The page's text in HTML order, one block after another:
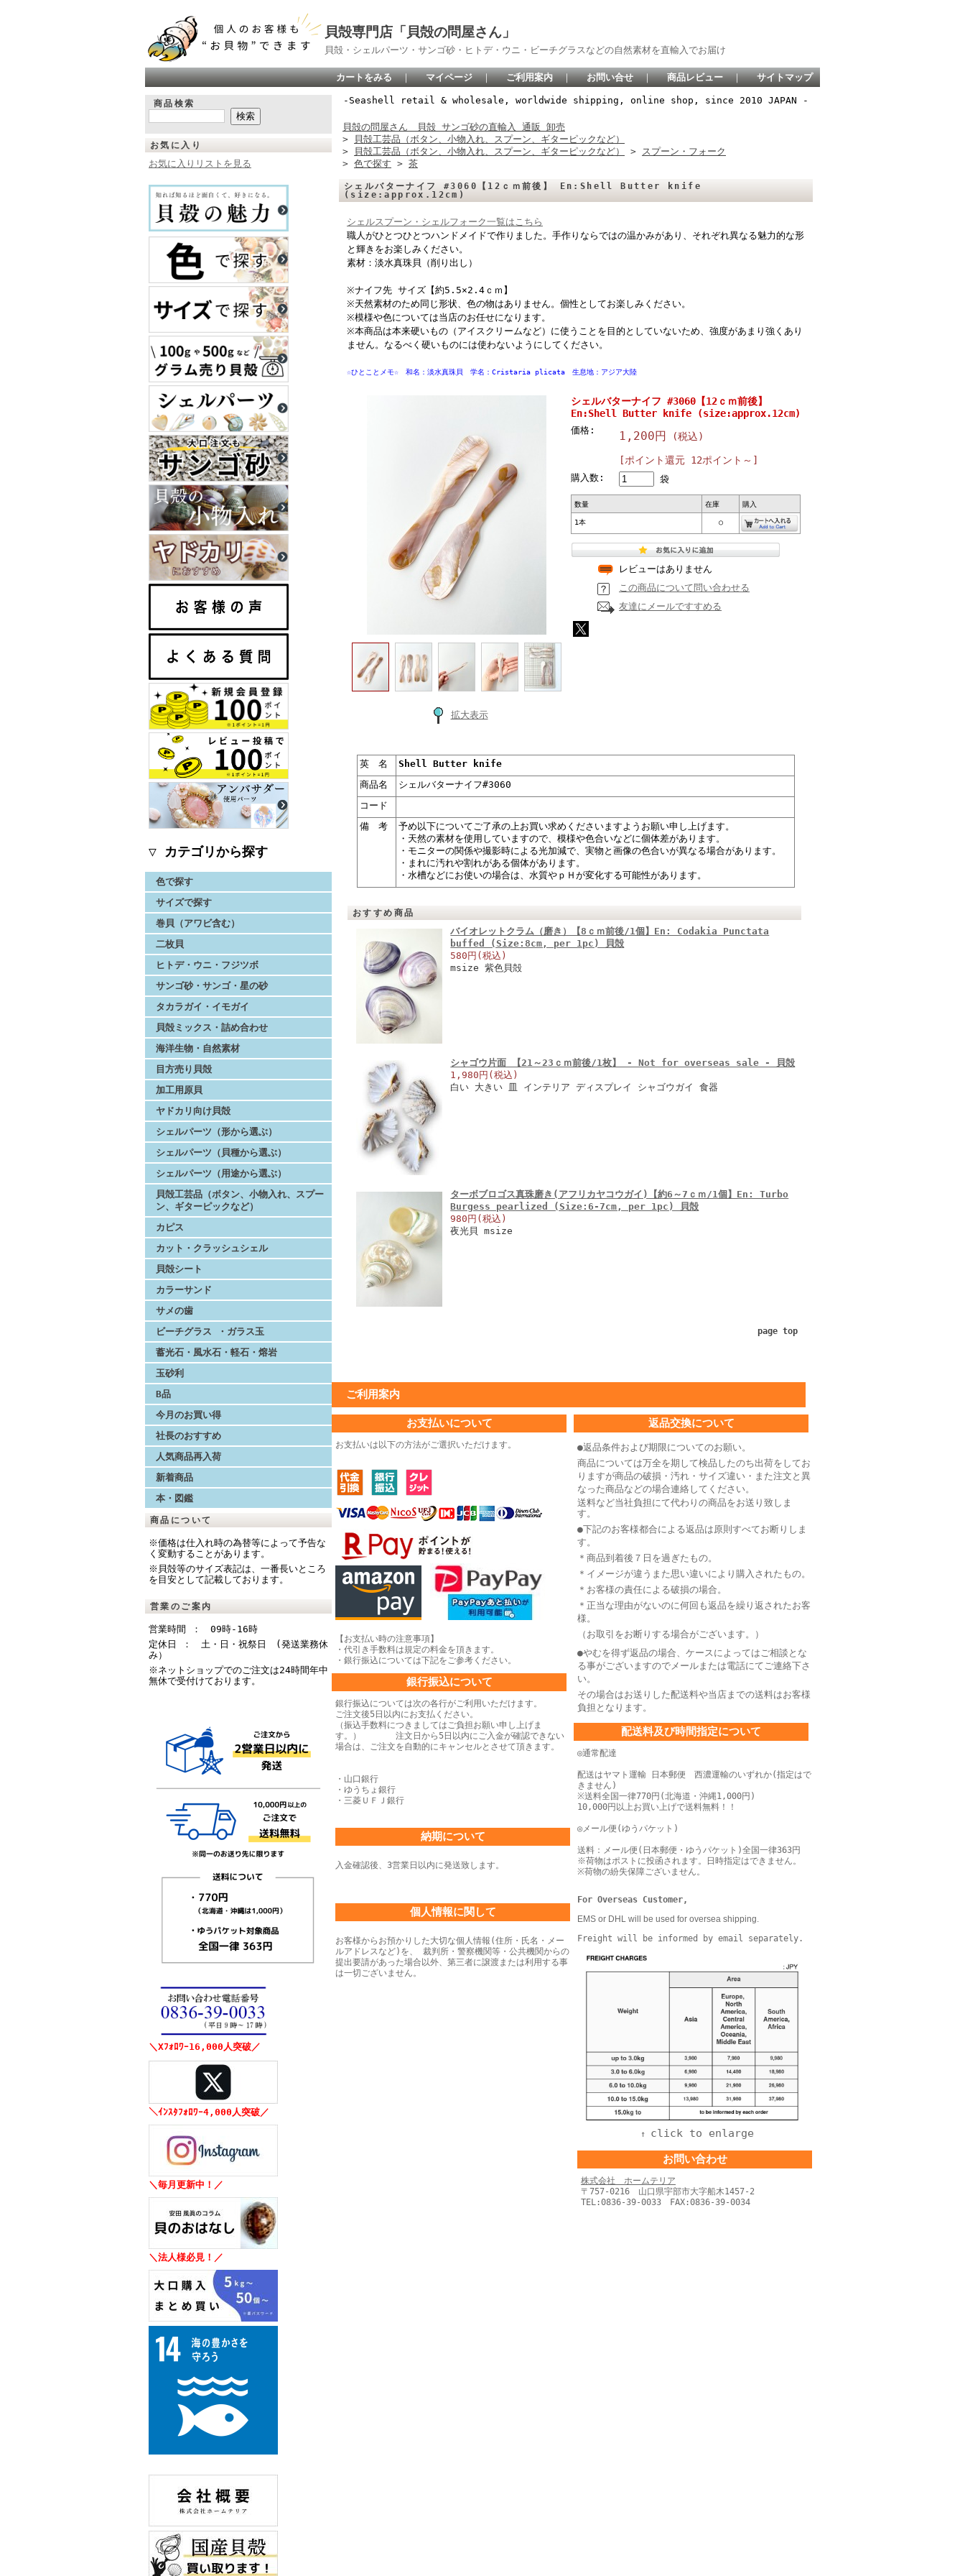
貝殻専門店「貝殻の問屋さん」
貝殻・シェルパーツ・サンゴ砂・ヒトデ・ウニ・ビーチグラスなどの自然素材を直輸入でお届け
カートをみる ｜ マイページ ｜ ご利用案内 ｜ お問い合せ ｜ 商品レビュー ｜ サイトマップ
商品検索
お気に入り
お気に入りリストを見る
▽ カテゴリから探す
色で探す
サイズで探す
巻貝（アワビ含む）
二枚貝
ヒトデ・ウニ・フジツボ
サンゴ砂・サンゴ・星の砂
タカラガイ・イモガイ
貝殻ミックス・詰め合わせ
海洋生物・自然素材
目方売り貝殻
加工用原貝
ヤドカリ向け貝殻
シェルパーツ（形から選ぶ）
シェルパーツ（貝種から選ぶ）
シェルパーツ（用途から選ぶ）
貝殻工芸品（ボタン、小物入れ、スプー
ン、ギターピックなど）
カピス
カット・クラッシュシェル
貝殻シート
カラーサンド
サメの歯
ビーチグラス ・ガラス玉
蓄光石・風水石・軽石・熔岩
玉砂利
B品
今月のお買い得
社長のおすすめ
人気商品再入荷
新着商品
本・図鑑
商品について
※価格は仕入れ時の為替等によって予告な
く変動することがあります。
※貝殻等のサイズ表記は、一番長いところ
を目安として記載しております。
営業のご案内
営業時間 ： 09時-16時
定休日 ： 土・日・祝祭日 (発送業務休
み）
※ネットショップでのご注文は24時間年中
無休で受付けております。
＼Xﾌｫﾛﾜｰ16,000人突破／
＼ｲﾝｽﾀﾌｫﾛﾜｰ4,000人突破／
＼毎月更新中！／
＼法人様必見！／
-Seashell retail & wholesale, worldwide shipping, online shop, since 2010 JAPAN -
貝殻の問屋さん 貝殻 サンゴ砂の直輸入 通販 卸売
>
貝殻工芸品（ボタン、小物入れ、スプーン、ギターピックなど）
>
貝殻工芸品（ボタン、小物入れ、スプーン、ギターピックなど） > スプーン・フォーク
> 色で探す > 茶
シェルバターナイフ #3060【12ｃｍ前後】 En:Shell Butter knife
(size:approx.12cm)
シェルスプーン・シェルフォーク一覧はこちら
職人がひとつひとつハンドメイドで作りました。手作りならではの温かみがあり、それぞれ異なる魅力的な形
と輝きをお楽しみください。
素材：淡水真珠貝（削り出し）
※ナイフ先 サイズ【約5.5×2.4ｃｍ】
※天然素材のため同じ形状、色の物はありません。個性としてお楽しみください。
※模様や色については当店のお任せになります。
※本商品は本来硬いもの（アイスクリームなど）に使うことを目的としていないため、強度があまり強くあり
ません。なるべく硬いものには使わないようにしてください。
☆ひとことメモ☆ 和名：淡水真珠貝 学名：Cristaria plicata 生息地：アジア大陸
拡大表示
シェルバターナイフ #3060【12ｃｍ前後】
En:Shell Butter knife (size:approx.12cm)
価格: 1,200円 (税込)
[ポイント還元 12ポイント～]
購入数: 袋
数量 在庫 購入
1本 ○
レビューはありません
この商品について問い合わせる
友達にメールですすめる
英 名
Shell Butter knife
商品名
シェルバターナイフ#3060
コード
備 考
予め以下についてご了承の上お買い求めくださいますようお願い申し上げます。
・天然の素材を使用していますので、模様や色合いなどに個体差があります。
・モニターの関係や撮影時による光加減で、実物と画像の色合いが異なる場合があります。
・まれに汚れや割れがある個体があります。
・水槽などにお使いの場合は、水質やｐＨが変化する可能性があります。
おすすめ商品
バイオレットクラム（磨き）【8ｃｍ前後/1個】En: Codakia Punctata
buffed (Size:8cm, per 1pc) 貝殻
580円(税込)
msize 紫色貝殻
シャゴウ片面 【21～23ｃｍ前後/1枚】 - Not for overseas sale - 貝殻
1,980円(税込)
白い 大きい 皿 インテリア ディスプレイ シャゴウガイ 食器
ターボブロゴス真珠磨き(アフリカヤコウガイ)【約6～7ｃｍ/1個】En: Turbo
Burgess pearlized (Size:6-7cm, per 1pc) 貝殻
980円(税込)
夜光貝 msize
page top
ご利用案内
お支払いについて
お支払いは以下の方法がご選択いただけます。
【お支払い時の注意事項】
・代引き手数料は規定の料金を頂きます。
・銀行振込については下記をご参考ください。
銀行振込について
銀行振込については次の各行がご利用いただけます。
ご注文後5日以内にお支払ください。
（振込手数料につきましてはご負担お願い申し上げま
す。） 注文日から5日以内にご入金が確認できない
場合は、 ご注文を自動的にキャンセルとさせて頂きます。
・山口銀行
・ゆうちょ銀行
・三菱ＵＦＪ銀行
納期について
入金確認後、3営業日以内に発送致します。
個人情報に関して
お客様からお預かりした大切な個人情報(住所・氏名・メー
ルアドレスなど)を、 裁判所・警察機関等・公共機関からの
提出要請があった場合以外、第三者に譲渡または利用する事
は一切ございません。
返品交換について
●返品条件および期限についてのお願い。
商品については万全を期して検品したのち出荷をしてお
りますが商品の破損・汚れ・サイズ違い・また注文と異
なった商品などの場合連絡してください。
送料など当社負担にて代わりの商品をお送り致しま
す。
●下記のお客様都合による返品は原則すべてお断りしま
す。
＊商品到着後７日を過ぎたもの。
＊イメージが違うまた思い違いにより購入されたもの。
＊お客様の責任による破損の場合。
＊正当な理由がないのに何回も返品を繰り返されたお客
様。
（お取引をお断りする場合がございます。）
●やむを得ず返品の場合、ケースによってはご相談とな
る事がございますのでメールまたは電話にてご連絡下さ
い。
その場合はお送りした配送料や当店までの送料はお客様
負担となります。
配送料及び時間指定について
◎通常配達
配送はヤマト運輸 日本郵便 西濃運輸のいずれか(指定はで
きません)
※送料全国一律770円(北海道・沖縄1,000円)
10,000円以上お買い上げで送料無料！！
◎メール便(ゆうパケット)
送料：メール便(日本郵便・ゆうパケット)全国一律363円
※荷物はポストに投函されます。日時指定はできません。
※荷物の紛失保障ございません。
For Overseas Customer,
EMS or DHL will be used for oversea shipping.
Freight will be informed by email separately.
↑ click to enlarge
お問い合わせ
株式会社 ホームテリア
〒757-0216 山口県宇部市大字船木1457-2
TEL:0836-39-0033 FAX:0836-39-0034